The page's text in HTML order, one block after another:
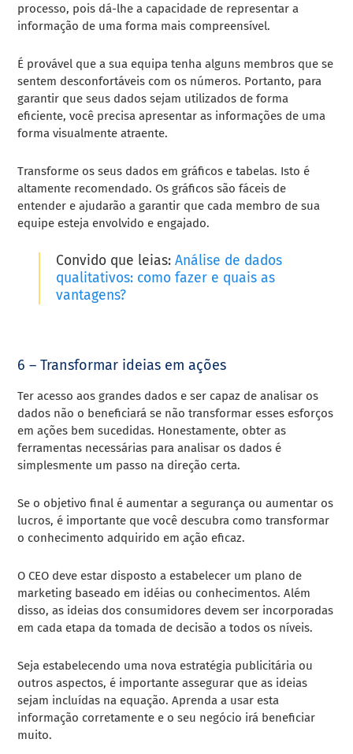
processo, pois dá-lhe a capacidade de representar a
informação de uma forma mais compreensível.
É provável que a sua equipa tenha alguns membros que se
sentem desconfortáveis com os números. Portanto, para
garantir que seus dados sejam utilizados de forma
eficiente, você precisa apresentar as informações de uma
forma visualmente atraente.
Transforme os seus dados em gráficos e tabelas. Isto é
altamente recomendado. Os gráficos são fáceis de
entender e ajudarão a garantir que cada membro de sua
equipe esteja envolvido e engajado.
Convido que leias: Análise de dados
qualitativos: como fazer e quais as
vantagens?
6 – Transformar ideias em ações
Ter acesso aos grandes dados e ser capaz de analisar os
dados não o beneficiará se não transformar esses esforços
em ações bem sucedidas. Honestamente, obter as
ferramentas necessárias para analisar os dados é
simplesmente um passo na direção certa.
Se o objetivo final é aumentar a segurança ou aumentar os
lucros, é importante que você descubra como transformar
o conhecimento adquirido em ação eficaz.
O CEO deve estar disposto a estabelecer um plano de
marketing baseado em idéias ou conhecimentos. Além
disso, as ideias dos consumidores devem ser incorporadas
em cada etapa da tomada de decisão a todos os níveis.
Seja estabelecendo uma nova estratégia publicitária ou
outros aspectos, é importante assegurar que as ideias
sejam incluídas na equação. Aprenda a usar esta
informação corretamente e o seu negócio irá beneficiar
muito.